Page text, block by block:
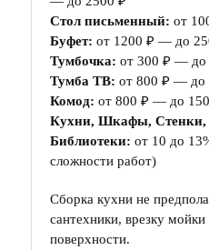
Стол письменный: от
Буфет: от 1200 ₽ — до
Тумбочка: от 300 ₽ — до
Тумба ТВ: от 800 ₽ — до
Комод: от 800 ₽ — до
Кухни, Шкафы, Стенки,
Библиотеки: от 10 до
сложности работ)
Сборка кухни не
сантехники, врезку
поверхности.